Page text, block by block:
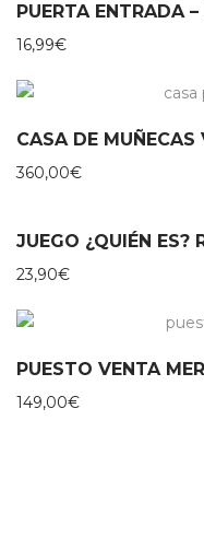
PUERTA ENTRADA
16,99€
CASA DE
360,00€
23,90€
149,00€